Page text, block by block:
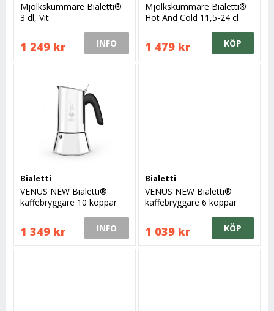
Mjölkskummare Bialetti®
3 dl, Vit
1 249 kr INFO
Mjölkskummare Bialetti®
Hot And Cold 11,5-24 cl
1 479 kr KÖP
Bialetti
VENUS NEW Bialetti®
kaffebryggare 10 koppar
1 349 kr INFO
Bialetti
VENUS NEW Bialetti®
kaffebryggare 6 koppar
1 039 kr KÖP